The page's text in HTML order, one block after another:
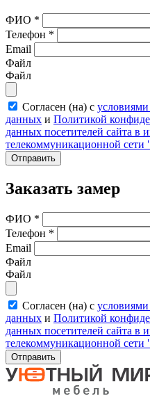
ФИО *
Телефон *
Email
Файл
Файл
Согласен (на) с
данных и Политикой
данных посетителей сайта в
телекоммуникационной сети
Отправить
Заказать замер
ФИО *
Телефон *
Email
Файл
Файл
Согласен (на) с
данных и Политикой
данных посетителей сайта в
телекоммуникационной сети
Отправить